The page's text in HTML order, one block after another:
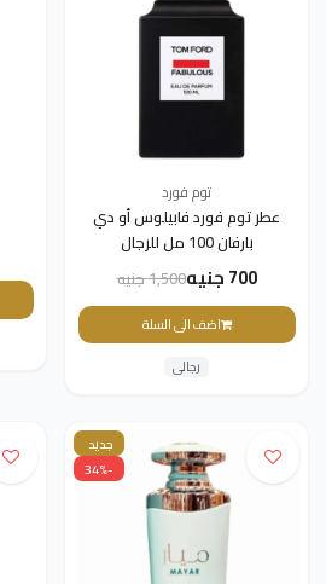
توم فورد
عطر توم فورد فابيلوس أو دي
بارفان 100 مل للرجال
700 جنيه 1,500 جنيه
اضف الى السلة
رجالى
جديد
-34%